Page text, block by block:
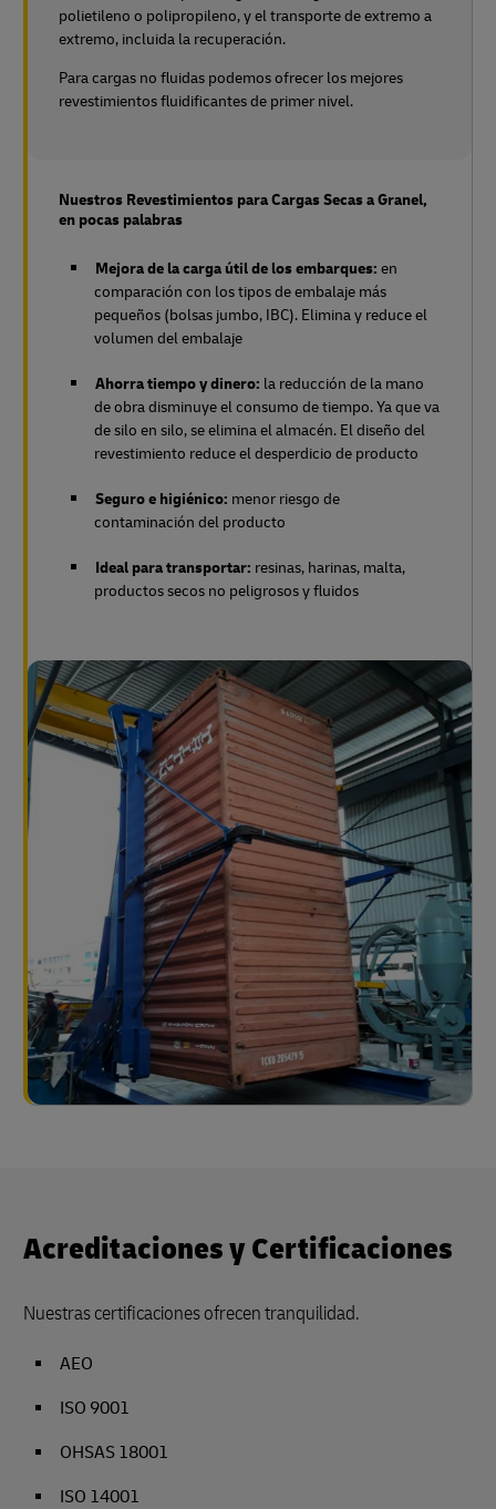
polietileno o polipropileno, y el transporte de extremo a
extremo, incluida la recuperación.
Para cargas no fluidas podemos ofrecer los mejores
revestimientos fluidificantes de primer nivel.
Nuestros Revestimientos para Cargas Secas a Granel,
en pocas palabras
Mejora de la carga útil de los embarques: en
comparación con los tipos de embalaje más
pequeños (bolsas jumbo, IBC). Elimina y reduce el
volumen del embalaje
Ahorra tiempo y dinero: la reducción de la mano
de obra disminuye el consumo de tiempo. Ya que va
de silo en silo, se elimina el almacén. El diseño del
revestimiento reduce el desperdicio de producto
Seguro e higiénico: menor riesgo de
contaminación del producto
Ideal para transportar: resinas, harinas, malta,
productos secos no peligrosos y fluidos
Acreditaciones y Certificaciones
Nuestras certificaciones ofrecen tranquilidad.
AEO
ISO 9001
OHSAS 18001
ISO 14001